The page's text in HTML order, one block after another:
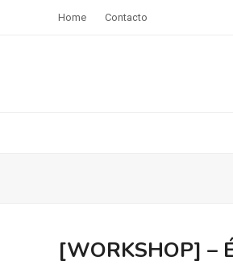
Home Contacto
[WORKSHOP] –